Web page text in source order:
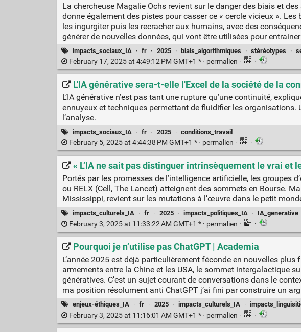
La chercheuse Magalie Ochs revient sur le danger des biais et
donne également des pistes pour casser ce « cercle vicieux ».
les ingurgiter puis les recracher aux humains, avec des
générer de nouvelles données, qui vont être utilisées pour
impacts_sociaux_IA · fr · 2025 · biais_algorithmiques · stéréotypes ·
February 17, 2025 at 4:49:12 PM GMT+1 * · permalien · ·
L'IA générative sera-t-elle l'Excel de la société de la
L’IA générative n’est pas tant une rupture qu’une continuité,
ennuyeux et techniques permettant de fluidifier les organisations.
l’analyse.
impacts_sociaux_IA · fr · 2025 · conditions_travail
February 5, 2025 at 4:44:38 PM GMT+1 * · permalien · ·
« L’IA ne sait pas distinguer intrinsèquement le vrai et
Portés par les promesses de l’intelligence artificielle, les groupes
ou RELX (Cell, The Lancet) atteignent des sommets en Bourse.
Mississippi, revient sur les mutations à l’œuvre dans le petit
impacts_culturels_IA · fr · 2025 · impacts_politiques_IA · IA_generative
February 3, 2025 at 11:33:22 AM GMT+1 * · permalien · ·
Pourquoi je n’utilise pas ChatGPT | Academia
L’année 2025 est déjà particulièrement féconde en nouvelles
armements entre la Chine et les USA, le sommet intergalactique
génératives. C’est un sujet courant de conversations dans le
ma position résolument anti ChatGPT j’ai fini par construire un
enjeux-éthiques_IA · fr · 2025 · impacts_culturels_IA ·
February 3, 2025 at 11:16:01 AM GMT+1 * · permalien · ·